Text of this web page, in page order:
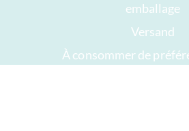
emballage
Versand
À consommer de